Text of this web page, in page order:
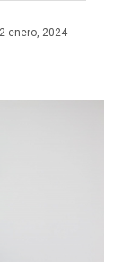
2 enero, 2024